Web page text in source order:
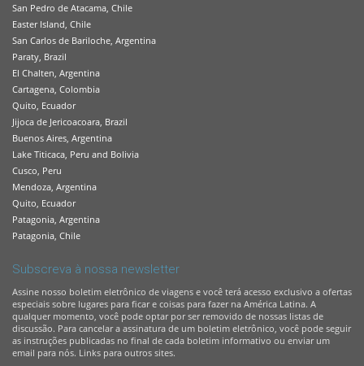
San Pedro de Atacama, Chile
Easter Island, Chile
San Carlos de Bariloche, Argentina
Paraty, Brazil
El Chalten, Argentina
Cartagena, Colombia
Quito, Ecuador
Jijoca de Jericoacoara, Brazil
Buenos Aires, Argentina
Lake Titicaca, Peru and Bolivia
Cusco, Peru
Mendoza, Argentina
Quito, Ecuador
Patagonia, Argentina
Patagonia, Chile
Subscreva à nossa newsletter
Assine nosso boletim eletrônico de viagens e você terá acesso exclusivo a ofertas
especiais sobre lugares para ficar e coisas para fazer na América Latina. A
qualquer momento, você pode optar por ser removido de nossas listas de
discussão. Para cancelar a assinatura de um boletim eletrônico, você pode seguir
as instruções publicadas no final de cada boletim informativo ou enviar um
email para nós. Links para outros sites.